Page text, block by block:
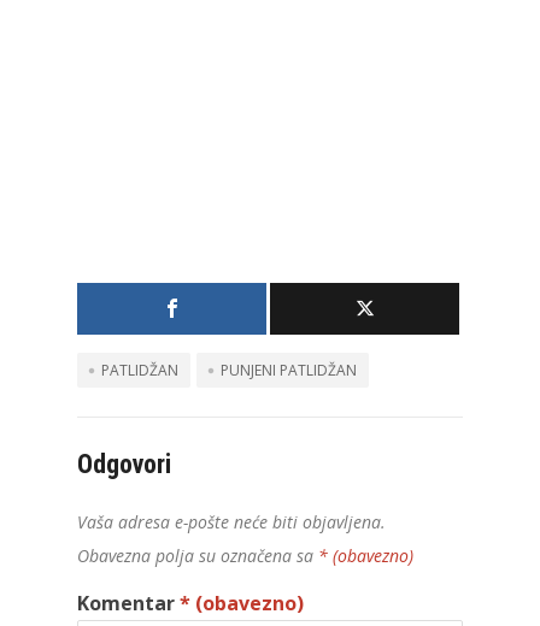
PATLIDŽAN PUNJENI PATLIDŽAN
Odgovori
Vaša adresa e-pošte neće biti objavljena.
Obavezna polja su označena sa * (obavezno)
Komentar* (obavezno)